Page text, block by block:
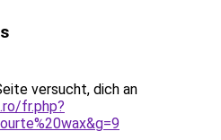
versucht, dich an
fr.php?